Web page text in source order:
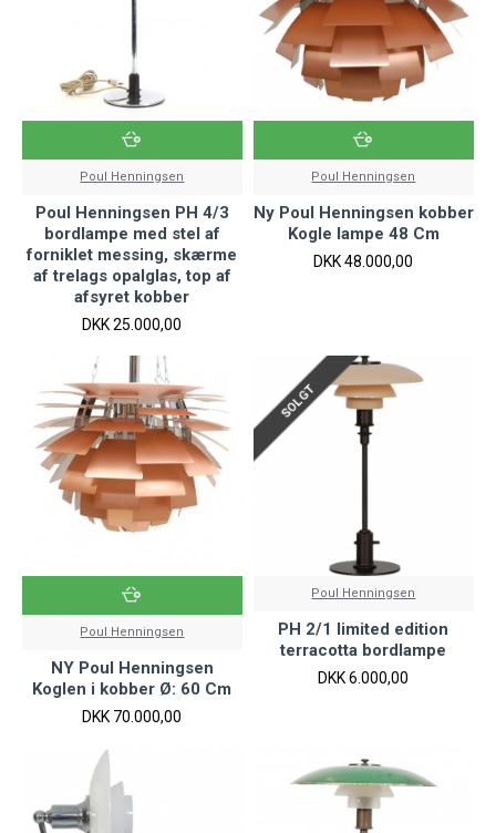
Poul Henningsen
Poul Henningsen PH 4/3
bordlampe med stel af
forniklet messing, skærme
af trelags opalglas, top af
afsyret kobber
DKK 25.000,00
Poul Henningsen
Ny Poul Henningsen kobber
Kogle lampe 48 Cm
DKK 48.000,00
Poul Henningsen
NY Poul Henningsen
Koglen i kobber Ø: 60 Cm
DKK 70.000,00
SOLGT
Poul Henningsen
PH 2/1 limited edition
terracotta bordlampe
DKK 6.000,00